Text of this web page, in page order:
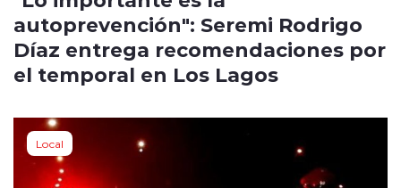
autoprevención": Seremi Rodrigo
Díaz entrega recomendaciones por
el temporal en Los Lagos
Local